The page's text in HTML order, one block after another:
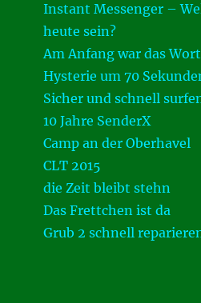
Instant Messenger –
heute sein?
Am Anfang war das
Hysterie um 70
Sicher und schnell
10 Jahre SenderX
Camp an der Oberhavel
CLT 2015
die Zeit bleibt stehn
Das Frettchen ist da
Grub 2 schnell